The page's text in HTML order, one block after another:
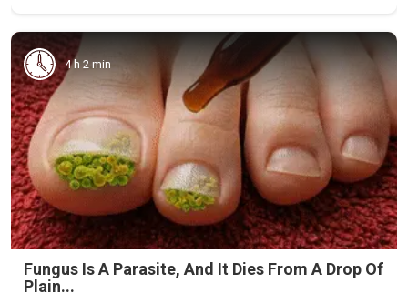
4 h 2 min
Fungus Is A Parasite, And It Dies From A Drop Of
Plain...